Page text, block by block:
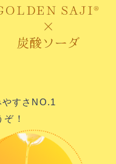
やすさNO.1
！